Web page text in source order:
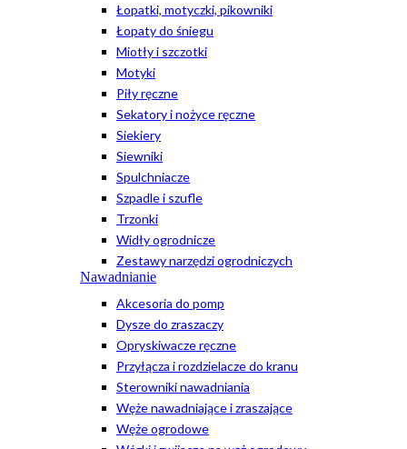
Łopatki, motyczki, pikowniki
Łopaty do śniegu
Miotły i szczotki
Motyki
Piły ręczne
Sekatory i nożyce ręczne
Siekiery
Siewniki
Spulchniacze
Szpadle i szufle
Trzonki
Widły ogrodnicze
Zestawy narzędzi ogrodniczych
Nawadnianie
Akcesoria do pomp
Dysze do zraszaczy
Opryskiwacze ręczne
Przyłącza i rozdzielacze do kranu
Sterowniki nawadniania
Węże nawadniające i zraszające
Węże ogrodowe